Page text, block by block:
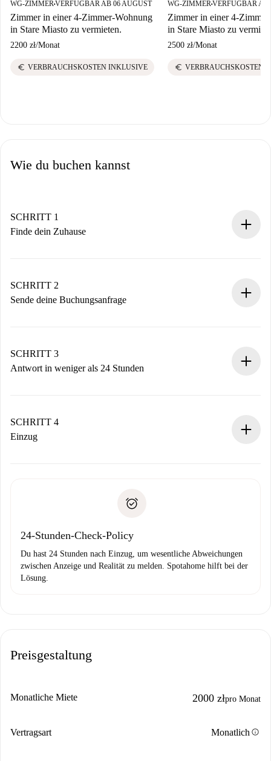
WG-ZIMMER■VERFÜGBAR AB 06 AUGUST
Zimmer in einer 4-Zimmer-Wohnung
in Stare Miasto zu vermieten.
2200 zł/Monat
euro VERBRAUCHSKOSTEN INKLUSIVE
WG-ZIMMER■VERFÜGBAR AB
Zimmer in einer 4-
in Stare Miasto zu
2500 zł/Monat
euro VERBRAUCHSKOSTEN
Wie du buchen kannst
SCHRITT 1
Finde dein Zuhause
Du erhältst alle notwendigen Informationen im Voraus.
SCHRITT 2
Sende deine Buchungsanfrage
Denk daran, dass wir dich erst belasten, wenn der
Vermieter zustimmt.
SCHRITT 3
Antwort in weniger als 24 Stunden
stellen den Kontakt her.
Wenn der Vermieter ablehnen muss, entstehen keine
SCHRITT 4
Einzug
24-Stunden-Check-Policy
Du hast 24 Stunden nach Einzug, um wesentliche Abweichungen
zwischen Anzeige und Realität zu melden. Spotahome hilft bei der
Lösung.
Preisgestaltung
Monatliche Miete 2000 złpro Monat
Vertragsart Monatlich info